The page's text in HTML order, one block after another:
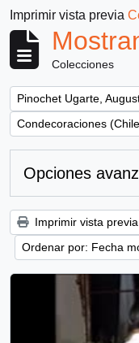
Imprimir vista previa
Colecciones
Remove filter:
Pinochet Ugarte,
Remove filter:
Condecoraciones
Opciones
Imprimir vista previa
Ordenar por: Fecha